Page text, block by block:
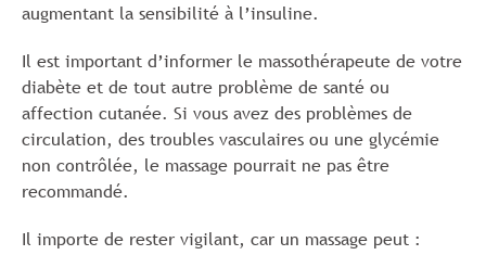
augmentant la sensibilité à l’insuline.
Il est important d’informer le massothérapeute de votre
diabète et de tout autre problème de santé ou
affection cutanée. Si vous avez des problèmes de
circulation, des troubles vasculaires ou une glycémie
non contrôlée, le massage pourrait ne pas être
recommandé.
Il importe de rester vigilant, car un massage peut :